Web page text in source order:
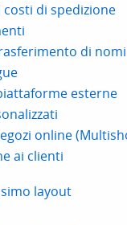
di spedizione
di
esterne
online
ai clienti
layout